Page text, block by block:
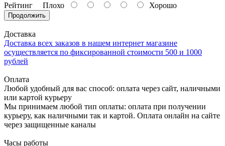
Рейтинг Плохо Хорошо
Продолжить
Доставка
Доставка всех заказов в нашем интернет магазине
осуществляется по фиксированной стоимости 500 и 1000
рублей
Оплата
Любой удобный для вас способ: оплата через сайт, наличными
или картой курьеру
Мы принимаем любой тип оплаты: оплата при получении
курьеру, как наличными так и картой. Оплата онлайн на сайте
через защищенные каналы
Часы работы